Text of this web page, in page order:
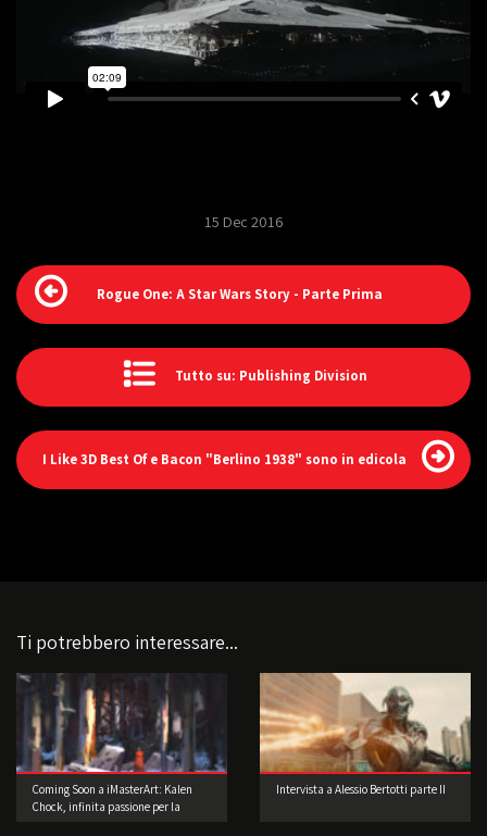
15 Dec 2016
Rogue One: A Star Wars Story - Parte Prima
Tutto su: Publishing Division
I Like 3D Best Of e Bacon "Berlino 1938" sono in edicola
Ti potrebbero interessare...
Coming Soon a iMasterArt: Kalen
Chock, infinita passione per la
Intervista a Alessio Bertotti parte II